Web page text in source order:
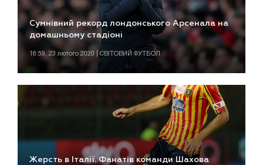
Сумнівний рекорд лондонського Арсенала на
домашньому стадіоні
18:59, 23 лютого 2020 | СВІТОВИЙ ФУТБОЛ
Жерсть в Італії. Фанатів команди Шахова